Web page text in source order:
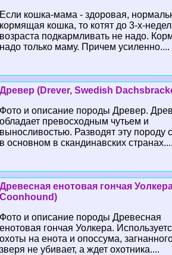
Если кошка-мама - здоровая,
кормящая кошка, то котят до 3-х-
возраста подкармливать не надо.
надо только маму. Причем усиленно....
Древер (Drever, Swedish
Фото и описание породы Древер.
обладает превосходным чутьем и
выносливостью. Разводят эту породу
в основном в скандинавских странах....
Древесная енотовая гончая
Coonhound)
Фото и описание породы Древесная
енотовая гончая Уолкера.
охоты на енота и опоссума,
зверя не убивает, а ждет охотника....